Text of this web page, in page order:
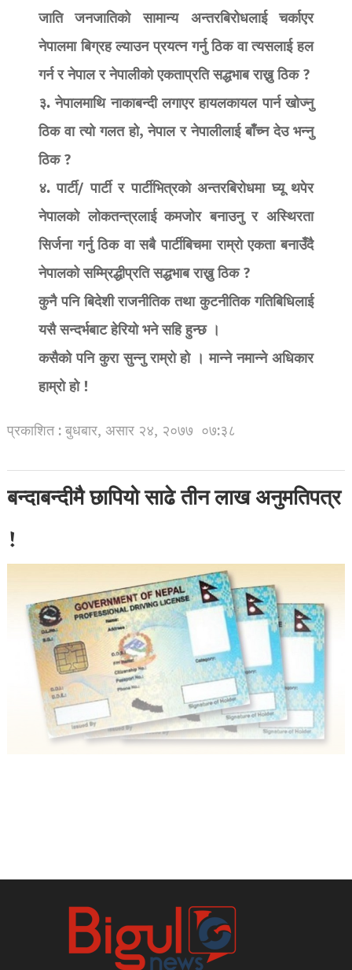
जाति जनजातिको सामान्य अन्तरबिरोधलाई चर्काएर
नेपालमा बिग्रह ल्याउन प्रयत्न गर्नु ठिक वा त्यसलाई हल
गर्न र नेपाल र नेपालीको एकताप्रति सद्धभाब राख्नु ठिक ?
३. नेपालमाथि नाकाबन्दी लगाएर हायलकायल पार्न खोज्नु
ठिक वा त्यो गलत हो, नेपाल र नेपालीलाई बाँच्न देउ भन्नु
ठिक ?
४. पार्टी/ पार्टी र पार्टीभित्रको अन्तरबिरोधमा घ्यू थपेर
नेपालको लोकतन्त्रलाई कमजोर बनाउनु र अस्थिरता
सिर्जना गर्नु ठिक वा सबै पार्टीबिचमा राम्रो एकता बनाउँदै
नेपालको सम्म्रिद्धीप्रति सद्धभाब राख्नु ठिक ?
कुनै पनि बिदेशी राजनीतिक तथा कुटनीतिक गतिबिधिलाई
यसै सन्दर्भबाट हेरियो भने सहि हुन्छ ।
कसैको पनि कुरा सुन्नु राम्रो हो । मान्ने नमान्ने अधिकार
हाम्रो हो !
प्रकाशित : बुधबार, असार २४, २०७७ ०७:३८
बन्दाबन्दीमै छापियो साढे तीन लाख अनुमतिपत्र
!